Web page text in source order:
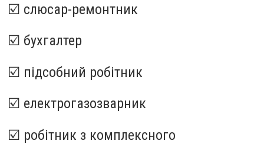
☑️ слюсар-ремонтник
☑️ бухгалтер
☑️ підсобний робітник
☑️ електрогазозварник
☑️ робітник з комплексного